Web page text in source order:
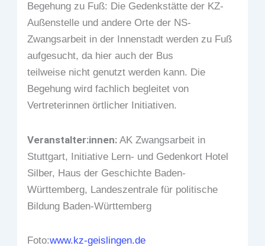
Begehung zu Fuß: Die Gedenkstätte der KZ-
Außenstelle und andere Orte der NS-
Zwangsarbeit in der Innenstadt werden zu Fuß
aufgesucht, da hier auch der Bus
teilweise nicht genutzt werden kann. Die
Begehung wird fachlich begleitet von
Vertreterinnen örtlicher Initiativen.
Veranstalter:innen: AK Zwangsarbeit in
Stuttgart, Initiative Lern- und Gedenkort Hotel
Silber, Haus der Geschichte Baden-
Württemberg, Landeszentrale für politische
Bildung Baden-Württemberg
Foto:www.kz-geislingen.de